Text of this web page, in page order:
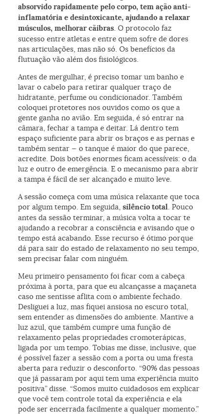
absorvido rapidamente pelo corpo, tem ação anti-
inflamatória e desintoxicante, ajudando a relaxar
músculos, melhorar cãibras . O protocolo faz
sucesso entre atletas e entre quem sofre de dores
nas articulações, mas não só. Os benefícios da
flutuação vão além dos fisiológicos.
Antes de mergulhar, é preciso tomar um banho e
lavar o cabelo para retirar qualquer traço de
hidratante, perfume ou condicionador. Também
coloquei protetores nos ouvidos como os que a
gente ganha no avião. Em seguida, é só entrar na
câmara, fechar a tampa e deitar. Lá dentro tem
espaço suficiente para abrir os braços e as pernas e
também sentar — o tanque é maior do que parece,
acredite. Dois botões enormes ficam acessíveis: o da
luz e outro de emergência. E o mecanismo para abrir
a tampa é fácil de ser alcançado e muito leve.
A sessão começa com uma música relaxante que toca
por algum tempo. Em seguida,silêncio total . Pouco
antes da sessão terminar, a música volta a tocar te
ajudando a recobrar a consciência e avisando que o
tempo está acabando. Esse recurso é ótimo porque
dá para sair do estado de relaxamento no seu tempo,
sem precisar falar com ninguém.
Meu primeiro pensamento foi ficar com a cabeça
próxima à porta, para que eu alcançasse a maçaneta
caso me sentisse aflita com o ambiente fechado.
Desliguei a luz, mas fiquei ansiosa no escuro total,
sem entender as dimensões do ambiente. Mantive a
luz azul, que também cumpre uma função de
relaxamento pelas propriedades cromoterápicas,
ligada por um tempo. Tobias me disse, inclusive, que
é possível fazer a sessão com a porta ou uma fresta
aberta para reduzir o desconforto. “90% das pessoas
que já passaram por aqui tem uma experiência muito
positiva” disse. “Somos muito cuidadosos em explicar
que você tem controle total da experiência e ela
pode ser encerrada facilmente a qualquer momento.”